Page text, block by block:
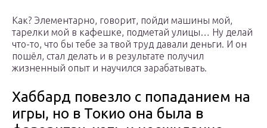
Как? Элементарно, говорит, пойди машины мой,
тарелки мой в кафешке, подметай улицы… Ну делай
что-то, что бы тебе за твой труд давали деньги. И он
пошёл, стал делать и в результате получил
жизненный опыт и научился зарабатывать.
Хаббард повезло с попаданием на
игры, но в Токио она была в